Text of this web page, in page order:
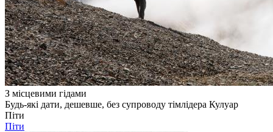
З місцевими гідами
Будь-які дати, дешевше, без супроводу тімлідера Кулуар
Піти
Піти